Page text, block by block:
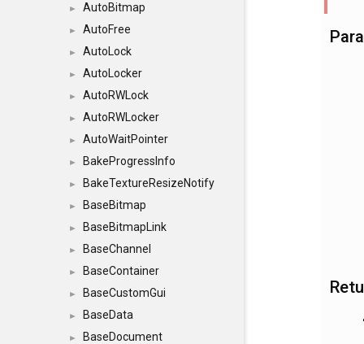
► AutoBitmap
► AutoFree
► AutoLock
► AutoLocker
► AutoRWLock
► AutoRWLocker
► AutoWaitPointer
► BakeProgressInfo
► BakeTextureResizeNotify
► BaseBitmap
► BaseBitmapLink
► BaseChannel
► BaseContainer
► BaseCustomGui
► BaseData
► BaseDocument